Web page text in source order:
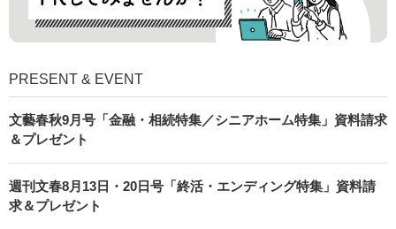
PRESENT & EVENT
文藝春秋9月号「金融・相続特集／シニアホーム特集」資料請求
＆プレゼント
週刊文春8月13日・20日号「終活・エンディング特集」資料請
求＆プレゼント